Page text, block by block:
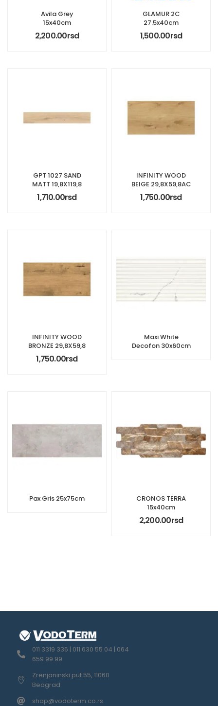
Avila Grey
15x40cm
2,200.00rsd
GLAMUR 2C
27.5x40cm
1,500.00rsd
GPT 1027 SAND
MATT 19,8X119,8
1,710.00rsd
INFINITY WOOD
BEIGE 29,8X59,8AC
1,750.00rsd
INFINITY WOOD
BRONZE 29,8X59,8
1,750.00rsd
Maxi White
Decofon 30x60cm
Pax Gris 25x75cm
CRONOS TERRA
15x40cm
2,200.00rsd
011 3319 336 | 011 630 55 04 | 064
659 99 99
Zrenjaninski put 55, 11060
Beograd
shop@vodoterm.co.rs